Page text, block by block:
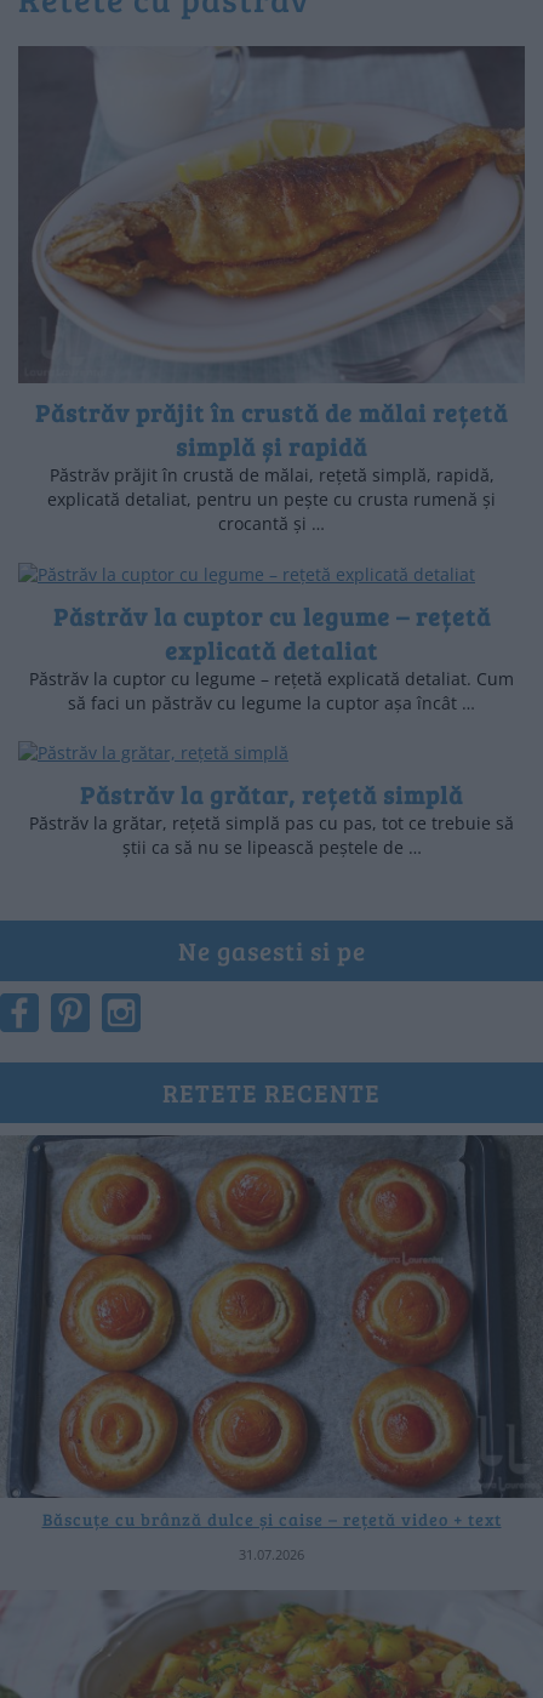
Păstrăv prăjit în crustă de mălai rețetă
simplă și rapidă
Păstrăv prăjit în crustă de mălai, rețetă simplă, rapidă,
explicată detaliat, pentru un pește cu crusta rumenă și
crocantă și …
Păstrăv la cuptor cu legume – rețetă
explicată detaliat
Păstrăv la cuptor cu legume – rețetă explicată detaliat. Cum
să faci un păstrăv cu legume la cuptor așa încât …
Păstrăv la grătar, rețetă simplă
Păstrăv la grătar, rețetă simplă pas cu pas, tot ce trebuie să
știi ca să nu se lipească peștele de …
Ne gasesti si pe
RETETE RECENTE
Băscuțe cu brânză dulce și caise – rețetă video + text
31.07.2026